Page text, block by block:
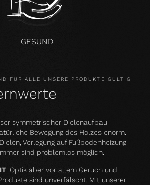
GESUND
FÜR ALLE UNSERE PRODUKTE GÜLTIG
symmetrischer Dielenaufbau
Bewegung des Holzes enorm.
Verlegung auf Fußbodenheizung
sind problemlos möglich.
: Optik aber vor allem Geruch und
sind unverfälscht. Mit unserer